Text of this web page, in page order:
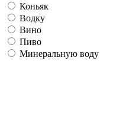
Коньяк
Водку
Вино
Пиво
Минеральную воду